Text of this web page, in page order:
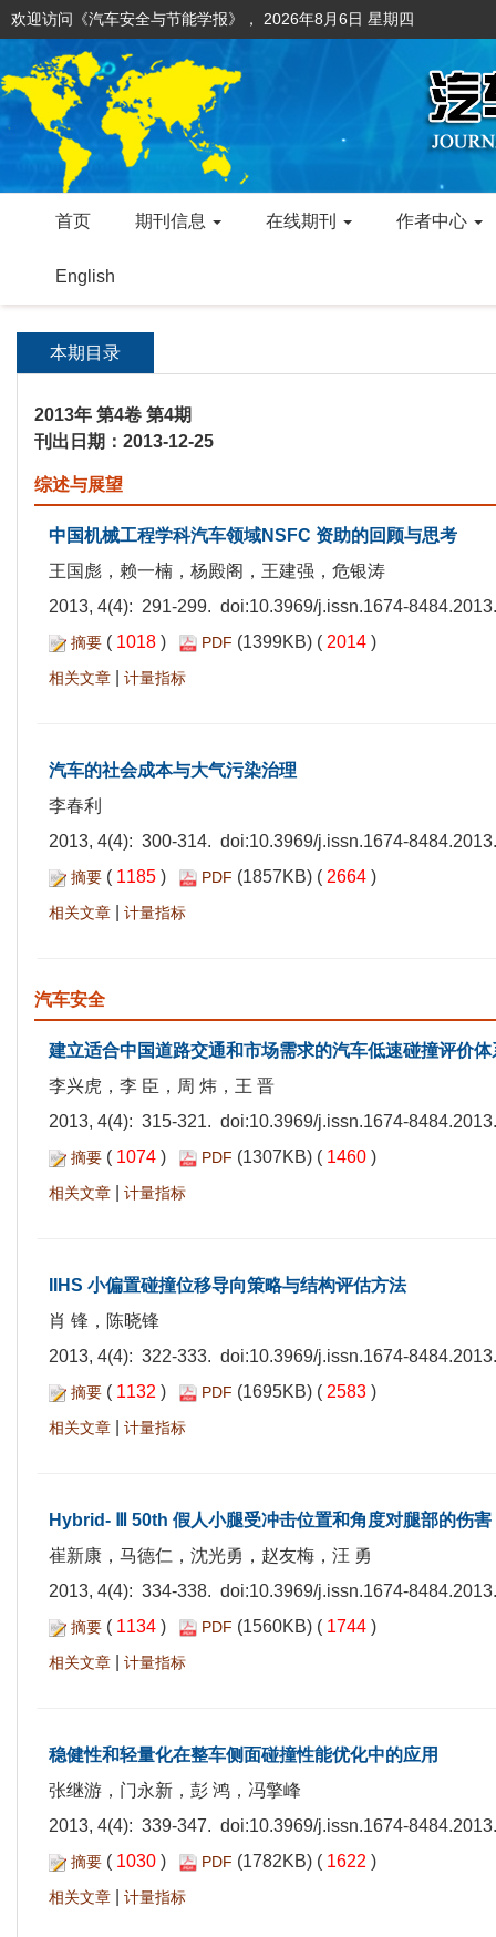
欢迎访问《汽车安全与节能学报》， 2026年8月6日 星期四
首页 期刊信息 在线期刊 作者中心
English
本期目录
2013年 第4卷 第4期
刊出日期：2013-12-25
综述与展望
中国机械工程学科汽车领域NSFC 资助的回顾与思考
王国彪，赖一楠，杨殿阁，王建强，危银涛
2013, 4(4): 291-299. doi:10.3969/j.issn.1674-
摘要 ( 1018 ) PDF (1399KB) ( 2014 )
相关文章 计量指标
汽车的社会成本与大气污染治理
李春利
2013, 4(4): 300-314. doi:10.3969/j.issn.1674-
摘要 ( 1185 ) PDF (1857KB) ( 2664 )
相关文章 计量指标
汽车安全
建立适合中国道路交通和市场需求的汽车低速碰撞评价体
李兴虎，李 臣，周 炜，王 晋
2013, 4(4): 315-321. doi:10.3969/j.issn.1674-
摘要 ( 1074 ) PDF (1307KB) ( 1460 )
相关文章 计量指标
IIHS 小偏置碰撞位移导向策略与结构评估方法
肖 锋，陈晓锋
2013, 4(4): 322-333. doi:10.3969/j.issn.1674-
摘要 ( 1132 ) PDF (1695KB) ( 2583 )
相关文章 计量指标
Hybrid- Ⅲ 50th 假人小腿受冲击位置和角度对腿部的伤害
崔新康，马德仁，沈光勇，赵友梅，汪 勇
2013, 4(4): 334-338. doi:10.3969/j.issn.1674-
摘要 ( 1134 ) PDF (1560KB) ( 1744 )
相关文章 计量指标
稳健性和轻量化在整车侧面碰撞性能优化中的应用
张继游，门永新，彭 鸿，冯擎峰
2013, 4(4): 339-347. doi:10.3969/j.issn.1674-
摘要 ( 1030 ) PDF (1782KB) ( 1622 )
相关文章 计量指标